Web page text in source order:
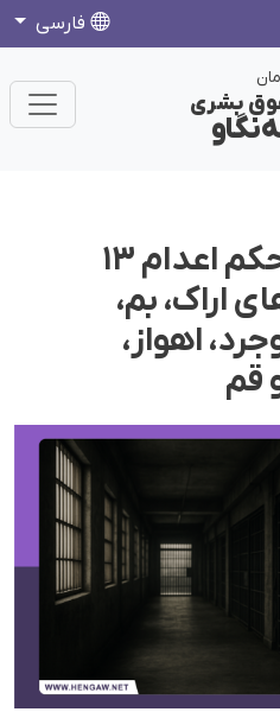
فارسی
بشری
گزارشی از اجرای حکم اعدام ۱۳
اراک، بم،
اهواز،
قم